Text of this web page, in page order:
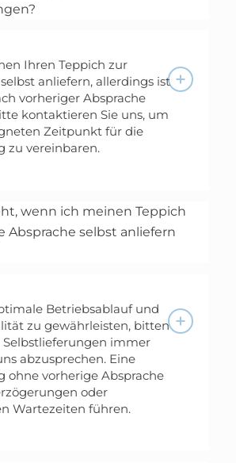
Ihren Teppich zur
anliefern, allerdings ist
vorheriger Absprache
kontaktieren Sie uns, um
Zeitpunkt für die
zu vereinbaren.
wenn ich meinen Teppich
Absprache selbst anliefern
Betriebsablauf und
zu gewährleisten, bitten
immer
abzusprechen. Eine
ohne vorherige Absprache
oder
Wartezeiten führen.